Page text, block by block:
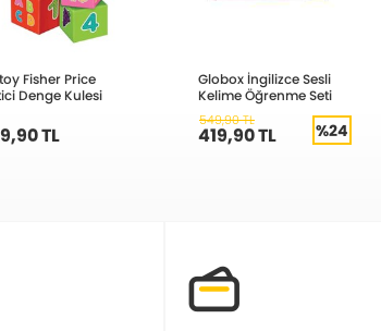
Fisher Price
Denge Kulesi
TL
Globox İngilizce Sesli
Kelime Öğrenme Seti
549,90 TL
419,90 TL %24